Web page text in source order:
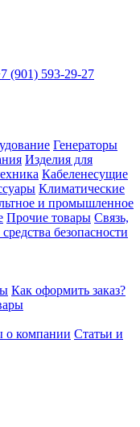
(901) 593-29-27
Генераторы
Изделия для
Кабеленесущие
Климатические
и промышленное
Прочие товары Связь,
безопасности
Как оформить заказ?
о компании Статьи и